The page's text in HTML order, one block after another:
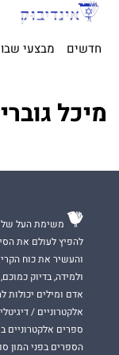
חדשים מבצעי שבוע
מיכל
משימת העל של
להפיץ לעולם את
והעשיר את כוח
ולמידה, בדיוק
אדם ומילים
אלקטרוניים /
ספרים
הספרים בפני המון